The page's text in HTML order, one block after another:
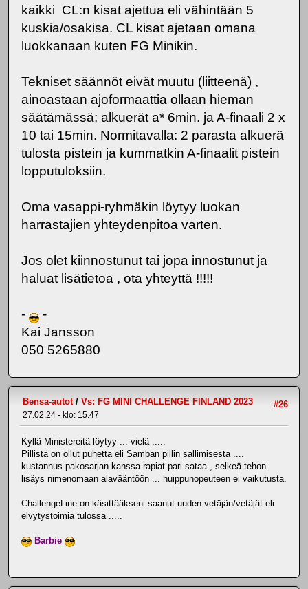
kaikki CL:n kisat ajettua eli vähintään 5
kuskia/osakisa. CL kisat ajetaan omana
luokkanaan kuten FG Minikin.
Tekniset säännöt eivät muutu (liitteenä) ,
ainoastaan ajoformaattia ollaan hieman
säätämässä; alkuerät a* 6min. ja A-finaali 2 x
10 tai 15min. Normitavalla: 2 parasta alkuerä
tulosta pistein ja kummatkin A-finaalit pistein
lopputuloksiin.
Oma vasappi-ryhmäkin löytyy luokan
harrastajien yhteydenpitoa varten.
Jos olet kiinnostunut tai jopa innostunut ja
haluat lisätietoa , ota yhteyttä !!!!!
-
-
Kai Jansson
050 5265880
#26
Bensa-autot/ Vs: FG MINI CHALLENGE FINLAND 2023
27.02.24 - klo: 15.47
Kyllä Ministereitä löytyy ... vielä .....
Pillistä on ollut puhetta eli Samban pillin sallimisesta ....
kustannus pakosarjan kanssa rapiat pari sataa , selkeä tehon
lisäys nimenomaan alavääntöön ... huippunopeuteen ei vaikutusta.
ChallengeLine on käsittääkseni saanut uuden vetäjän/vetäjät eli
elvytystoimia tulossa .....
Barbie